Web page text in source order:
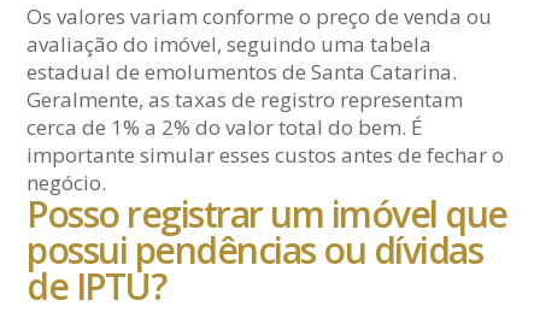
Os valores variam conforme o preço de venda ou
avaliação do imóvel, seguindo uma tabela
estadual de emolumentos de Santa Catarina.
Geralmente, as taxas de registro representam
cerca de 1% a 2% do valor total do bem. É
importante simular esses custos antes de fechar o
negócio.
Posso registrar um imóvel que
possui pendências ou dívidas
de IPTU?